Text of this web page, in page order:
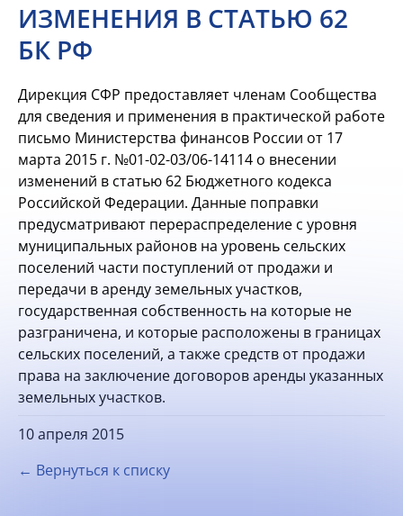
ИЗМЕНЕНИЯ В СТАТЬЮ 62
БК РФ
Дирекция СФР предоставляет членам Сообщества
для сведения и применения в практической работе
письмо Министерства финансов России от 17
марта 2015 г. №01-02-03/06-14114 о внесении
изменений в статью 62 Бюджетного кодекса
Российской Федерации. Данные поправки
предусматривают перераспределение с уровня
муниципальных районов на уровень сельских
поселений части поступлений от продажи и
передачи в аренду земельных участков,
государственная собственность на которые не
разграничена, и которые расположены в границах
сельских поселений, а также средств от продажи
права на заключение договоров аренды указанных
земельных участков.
10 апреля 2015
← Вернуться к списку